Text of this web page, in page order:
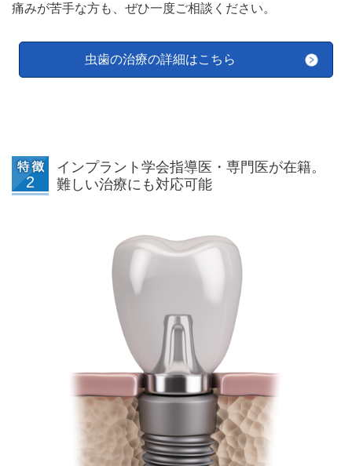
痛みが苦手な方も、ぜひ一度ご相談ください。
虫歯の治療の詳細はこちら
インプラント学会指導医・専門医が在籍。
難しい治療にも対応可能